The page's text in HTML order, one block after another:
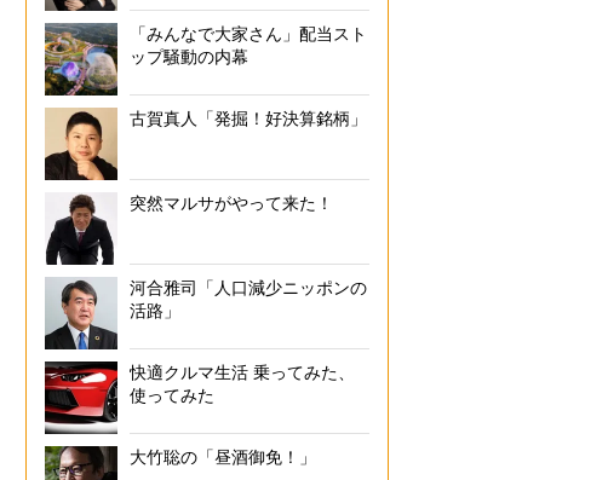
「みんなで大家さん」配当スト
ップ騒動の内幕
古賀真人「発掘！好決算銘柄」
突然マルサがやって来た！
河合雅司「人口減少ニッポンの
活路」
快適クルマ生活 乗ってみた、
使ってみた
大竹聡の「昼酒御免！」